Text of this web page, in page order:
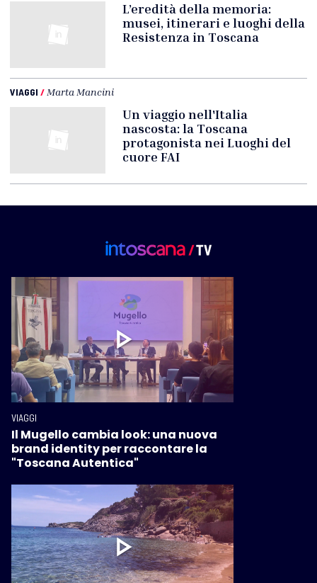
L’eredità della memoria:
musei, itinerari e luoghi della
Resistenza in Toscana
VIAGGI / Marta Mancini
Un viaggio nell'Italia
nascosta: la Toscana
protagonista nei Luoghi del
cuore FAI
VIAGGI
Il Mugello cambia look: una nuova
brand identity per raccontare la
"Toscana Autentica"